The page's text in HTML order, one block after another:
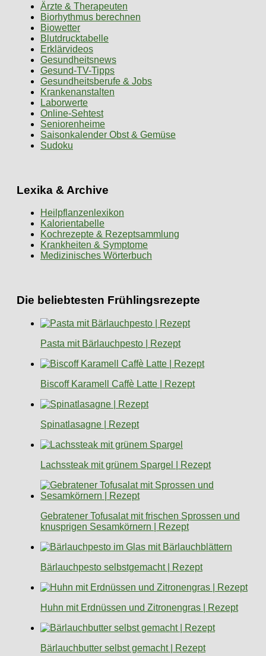
Ärzte & Therapeuten
Biorhythmus berechnen
Biowetter
Blutdrucktabelle
Erklärvideos
Gesundheitsnews
Gesund-TV-Tipps
Gesundheitsberufe & Jobs
Krankenanstalten
Laborwerte
Online-Sehtest
Seniorenheime
Saisonkalender Obst & Gemüse
Sudoku
Lexika & Archive
Heilpflanzenlexikon
Kalorientabelle
Kochrezepte & Rezeptsammlung
Krankheiten & Symptome
Medizinisches Wörterbuch
Die beliebtesten Frühlingsrezepte
Pasta mit Bärlauchpesto | Rezept
Biscoff Karamell Caffè Latte | Rezept
Spinatlasagne | Rezept
Lachssteak mit grünem Spargel | Rezept
Gebratener Tofusalat mit frischen Sprossen und
knusprigen Sesamkörnern | Rezept
Bärlauchpesto selbstgemacht | Rezept
Huhn mit Erdnüssen und Zitronengras | Rezept
Bärlauchbutter selbst gemacht | Rezept